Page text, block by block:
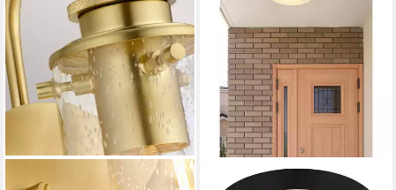
ELSTEAD LIGHTING
GLOBO LIGHTING